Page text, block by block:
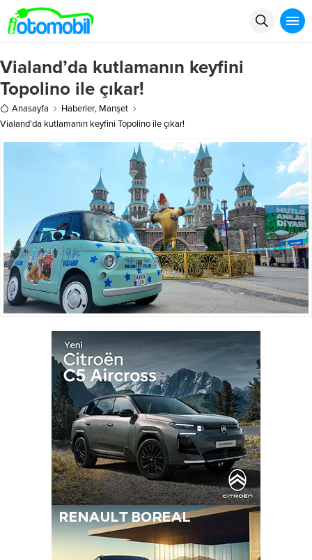
Vialand’da kutlamanın keyfini
Topolino ile çıkar!
Anasayfa Haberler, Manşet
Vialand’da kutlamanın keyfini Topolino ile çıkar!